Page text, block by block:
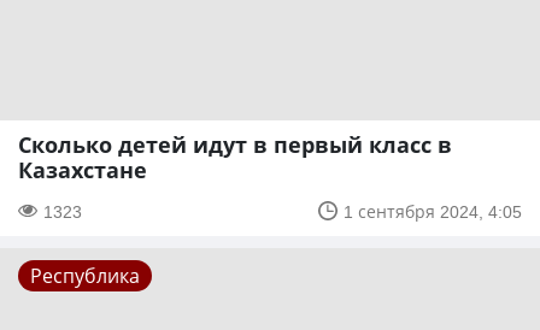
Сколько детей идут в первый класс в
Казахстане
1323 1 сентября 2024, 4:05
Республика